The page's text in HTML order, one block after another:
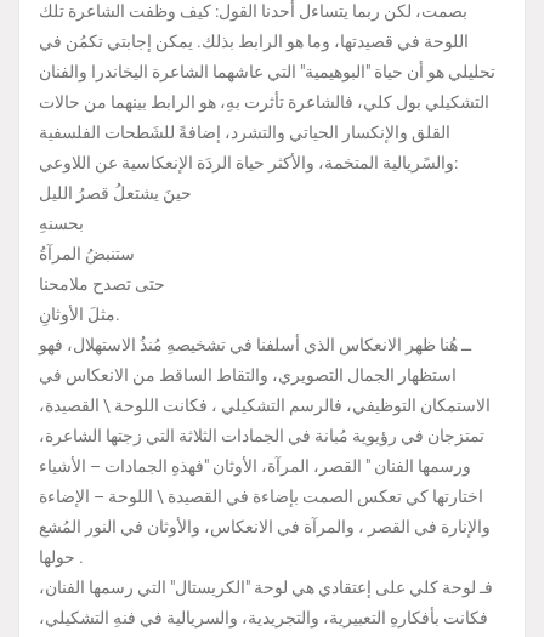
بصمت، لكن ربما يتساءل أحدنا القول: كيف وظفت الشاعرة تلك
اللوحة في قصيدتها، وما هو الرابط بذلك. يمكن إجابتي تكمُن في
تحليلي هو أن حياة "البوهيمية" التي عاشهما الشاعرة اليخاندرا والفنان
التشكيلي بول كلي، فالشاعرة تأثرت بهِ، هو الرابط بينهما من حالات
القلق والإنكسار الحياتي والتشرد، إضافةً للشَطحات الفلسفية
والسًريالية المتخمة، والأكثر حياة الردَة الإنعكاسية عن اللاوعي:
حينَ يشتعلُ قصرُ الليل
بحسنهِ
ستنبضُ المرآةُ
حتى تصدح ملامحنا
مثلَ الأوثانِ.
ــ هُنا ظهر الانعكاس الذي أسلفنا في تشخيصهِ مُنذُ الاستهلال، فهو
استظهار الجمال التصويري، والتقاط الساقط من الانعكاس في
الاستمكان التوظيفي، فالرسم التشكيلي ، فكانت اللوحة \ القصيدة،
تمتزجان في رؤيوية مُبانة في الجمادات الثلاثة التي زجتها الشاعرة،
ورسمها الفنان " القصر، المرآة، الأوثان "فهذهِ الجمادات – الأشياء
اختارتها كي تعكس الصمت بإضاءة في القصيدة \ اللوحة – الإضاءة
والإنارة في القصر ، والمرآة في الانعكاس، والأوثان في النور المُشع
حولها .
فـ لوحة كلي على إعتقادي هي لوحة "الكريستال" التي رسمها الفنان،
فكانت بأفكارهِ التعبيرية، والتجريدية، والسريالية في فنهِ التشكيلي،